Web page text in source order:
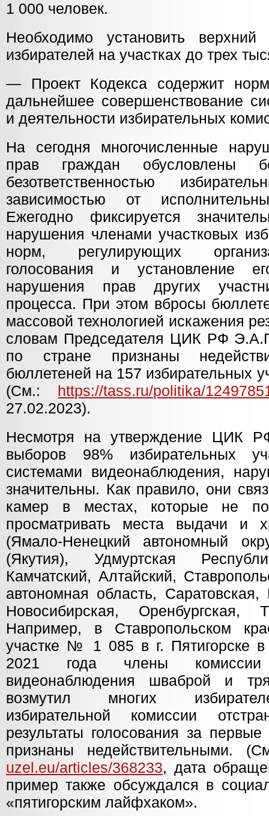
1 000 человек.
Необходимо установить верхний
избирателей на участках до трех
— Проект Кодекса содержит
дальнейшее совершенствование
и деятельности избирательных
На сегодня многочисленные
прав граждан обусловлены
безответственностью
зависимостью от
Ежегодно фиксируется
нарушения членами участковых
норм, регулирующих
голосования и установление
нарушения прав других
процесса. При этом вбросы
массовой технологией искажения
словам Председателя ЦИК РФ
по стране признаны
бюллетеней на 157 избирательных
(См.:
https://tass.ru/politika/
27.02.2023).
Несмотря на утверждение ЦИК
выборов 98% избирательных
системами видеонаблюдения,
значительны. Как правило, они
камер в местах, которые не
просматривать места выдачи и
(Ямало-Ненецкий автономный
(Якутия), Удмуртская
Камчатский, Алтайский,
автономная область, Саратовская,
Новосибирская, Оренбургская,
Например, в Ставропольском
участке № 1 085 в г. Пятигорске
2021 года члены
видеонаблюдения шваброй и
возмутил многих
избирательной комиссии
результаты голосования за
признаны недействительными.
uzel.eu/articles/368233, дата
пример также обсуждался в
«пятигорским лайфхаком».